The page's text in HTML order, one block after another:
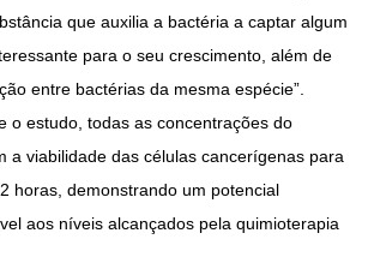
que auxilia a bactéria a captar algum
para o seu crescimento, além de
entre bactérias da mesma espécie”.
o estudo, todas as concentrações do
a viabilidade das células cancerígenas para
horas, demonstrando um potencial
aos níveis alcançados pela quimioterapia